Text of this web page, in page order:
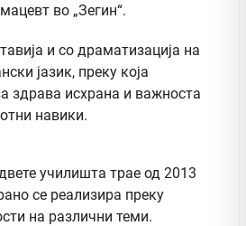
во „Зегин“.
и со драматизација на
јазик, преку која
здрава исхрана и важноста
навики.
училишта трае од 2013
се реализира преку
на различни теми.